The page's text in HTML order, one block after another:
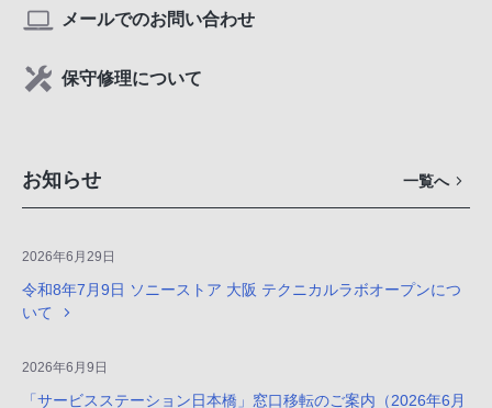
メールでのお問い合わせ
保守修理について
お知らせ 一覧へ
2026年6月29日
令和8年7月9日 ソニーストア 大阪 テクニカルラボオープンにつ
いて
2026年6月9日
「サービスステーション日本橋」窓口移転のご案内（2026年6月